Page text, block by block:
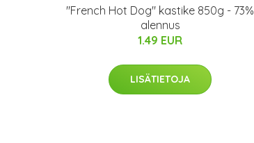
"French Hot Dog" kastike 850g - 73%
alennus
1.49 EUR
LISÄTIETOJA